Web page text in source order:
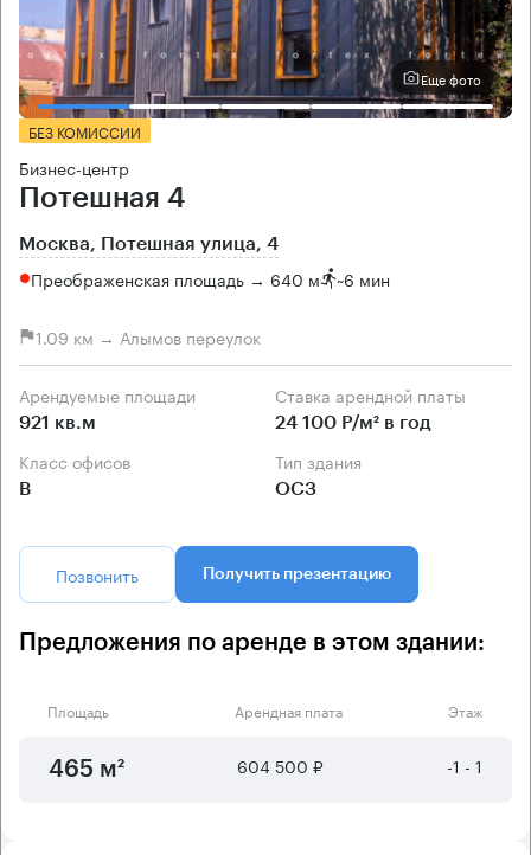
Еще фото
БЕЗ КОМИССИИ
Бизнес-центр
Потешная 4
Москва, Потешная улица, 4
Преображенская площадь → 640 м ~6 мин
1.09 км → Алымов переулок
Арендуемые площади
921 кв.м
Ставка арендной платы
24 100 Р/м² в год
Класс офисов
B
Тип здания
ОСЗ
Позвонить Получить презентацию
Предложения по аренде в этом здании:
Площадь Арендная плата Этаж
465 м² 604 500 ₽ -1 - 1